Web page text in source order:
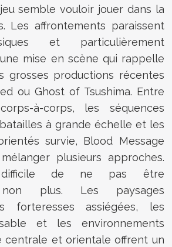
semble vouloir jouer dans la
Les affrontements paraissent
et particulièrement
mise en scène qui rappelle
grosses productions récentes
ou Ghost of Tsushima. Entre
à-corps, les séquences
à grande échelle et les
survie, Blood Message
plusieurs approches.
difficile de ne pas être
non plus. Les paysages
forteresses assiégées, les
et les environnements
centrale et orientale offrent un